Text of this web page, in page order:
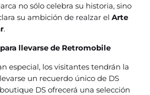
no sólo celebra su historia, sino
su ambición de realzar elArte
.
llevarse de Retromobile
especial, los visitantes tendrán la
un recuerdo único de DS
DS ofrecerá una selección